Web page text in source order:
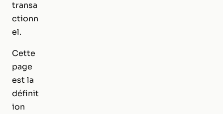
transa
ctionn
el.
Cette
page
est la
définit
ion